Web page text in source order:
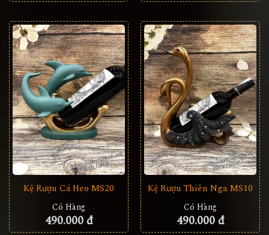
Kệ Rượu Cá Heo MS20
Có Hàng
490.000 đ
Kệ Rượu Thiên Nga MS10
Có Hàng
490.000 đ